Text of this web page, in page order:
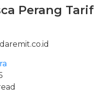
Perang Tarif